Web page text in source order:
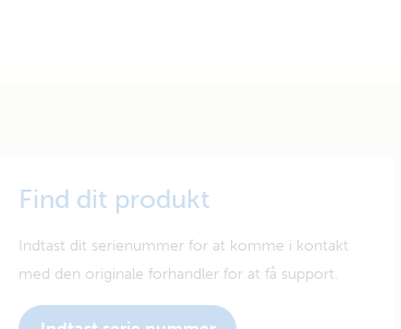
Find dit produkt
Indtast dit serienummer for at komme i kontakt
med den originale forhandler for at få support.